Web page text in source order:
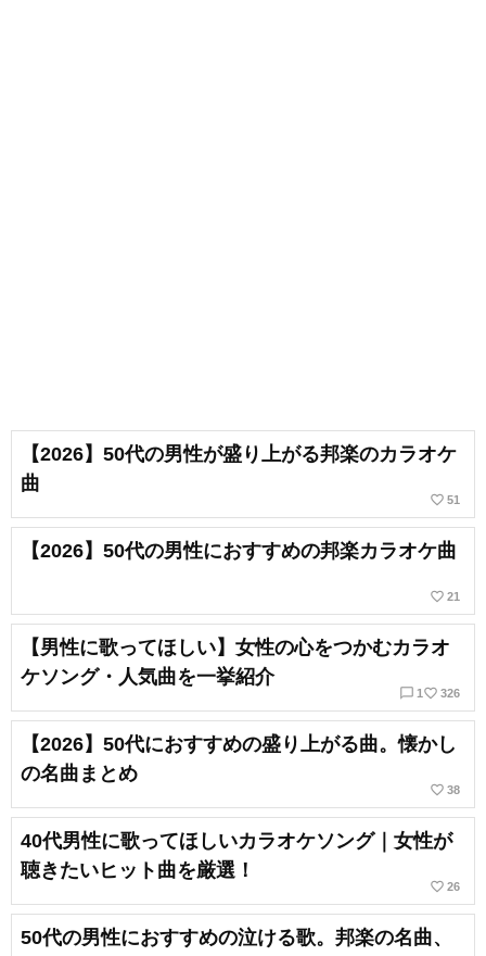
【2026】50代の男性が盛り上がる邦楽のカラオケ
曲
favorite_border 51
【2026】50代の男性におすすめの邦楽カラオケ曲
favorite_border 21
【男性に歌ってほしい】女性の心をつかむカラオ
ケソング・人気曲を一挙紹介
chat_bubble_outline 1 favorite_border 326
【2026】50代におすすめの盛り上がる曲。懐かし
の名曲まとめ
favorite_border 38
40代男性に歌ってほしいカラオケソング｜女性が
聴きたいヒット曲を厳選！
favorite_border 26
50代の男性におすすめの泣ける歌。邦楽の名曲、